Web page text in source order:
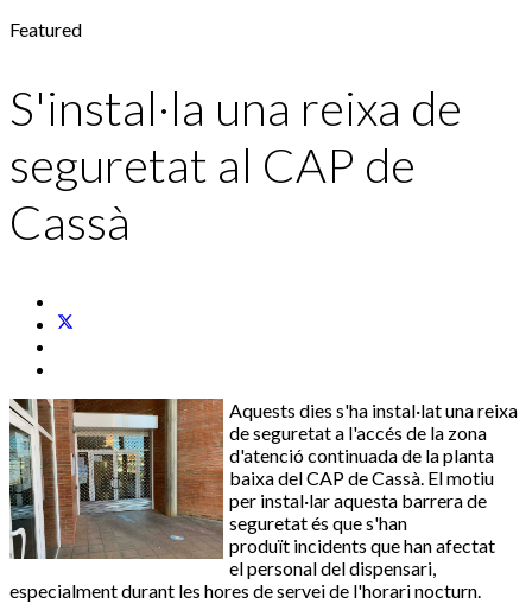
Featured
S'instal·la una reixa de
seguretat al CAP de
Cassà
Aquests dies s'ha instal·lat una reixa
de seguretat a l'accés de la zona
d'atenció continuada de la planta
baixa del CAP de Cassà. El motiu
per instal·lar aquesta barrera de
seguretat és que s'han
produït incidents que han afectat
el personal del dispensari,
especialment durant les hores de servei de l'horari nocturn.